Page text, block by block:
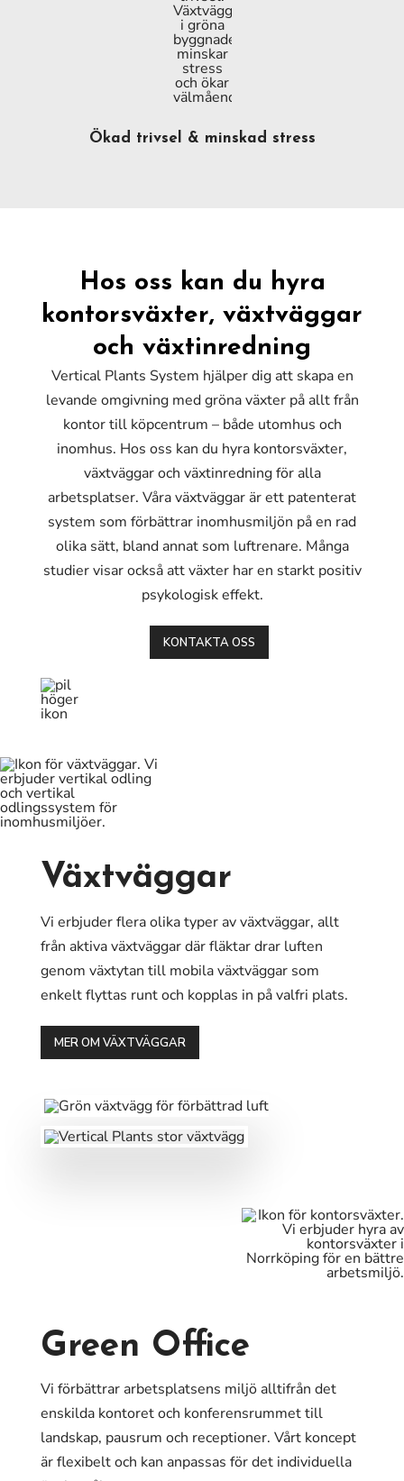
Ökad trivsel & minskad stress
Hos oss kan du hyra
kontorsväxter, växtväggar
och växtinredning
Vertical Plants System hjälper dig att skapa en
levande omgivning med gröna växter på allt från
kontor till köpcentrum – både utomhus och
inomhus. Hos oss kan du hyra kontorsväxter,
växtväggar och växtinredning för alla
arbetsplatser. Våra växtväggar är ett patenterat
system som förbättrar inomhusmiljön på en rad
olika sätt, bland annat som luftrenare. Många
studier visar också att växter har en starkt positiv
psykologisk effekt.
KONTAKTA OSS
Växtväggar
Vi erbjuder flera olika typer av växtväggar, allt
från aktiva växtväggar där fläktar drar luften
genom växtytan till mobila växtväggar som
enkelt flyttas runt och kopplas in på valfri plats.
MER OM VÄXTVÄGGAR
Green Office
Vi förbättrar arbetsplatsens miljö alltifrån det
enskilda kontoret och konferensrummet till
landskap, pausrum och receptioner. Vårt koncept
är flexibelt och kan anpassas för det individuella